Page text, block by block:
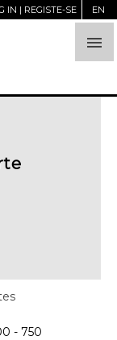

IN | REGISTE-SE EN
- 750